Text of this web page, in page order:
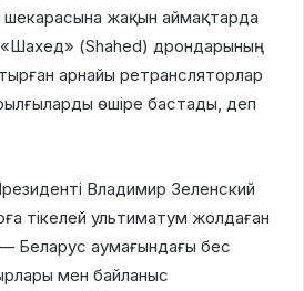
жақын аймақтарда
(Shahed) дрондарының
арнайы ретрансляторлар
өшіре бастады, деп
Владимир Зеленский
тікелей ультиматум жолдаған
Беларус аумағындағы бес
мен байланыс